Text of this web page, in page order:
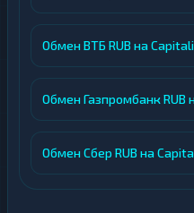
Обмен ВТБ RUB на
Обмен Газпромбанк RUB
Обмен Сбер RUB на